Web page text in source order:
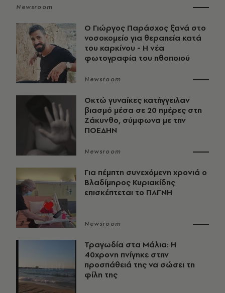
Newsroom
O Γιώργος Παράσχος ξανά στο
νοσοκομείο για θεραπεία κατά
του καρκίνου - Η νέα
φωτογραφία του ηθοποιού
Newsroom
Οκτώ γυναίκες κατήγγειλαν
βιασμό μέσα σε 20 ημέρες στη
Ζάκυνθο, σύμφωνα με την
ΠΟΕΔΗΝ
Newsroom
Για πέμπτη συνεχόμενη χρονιά ο
Βλαδίμηρος Κυριακίδης
επισκέπτεται το ΠΑΓΝΗ
Newsroom
Τραγωδία στα Μάλια: Η
40χρονη πνίγηκε στην
προσπάθειά της να σώσει τη
φίλη της